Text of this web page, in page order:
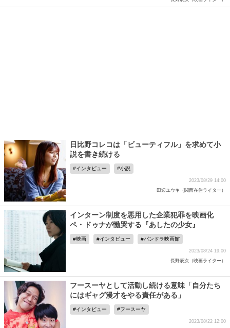
日比野コレコは「ビューティフル」を求めて小
説を書き続ける
インタビュー 小説
2023/08/29 14:00
田辺ユウキ（関西在住ライター）
インターン制度を悪用した企業犯罪を映画化
ペ・ドゥナが慟哭する『あしたの少女』
映画 インタビュー パンドラ映画館
2023/08/24 19:00
長野辰次（映画ライター）
フースーヤとして活動し続ける意味「自分たち
にはギャグ漫才をやる責任がある」
インタビュー フースーヤ
2023/08/22 12:00